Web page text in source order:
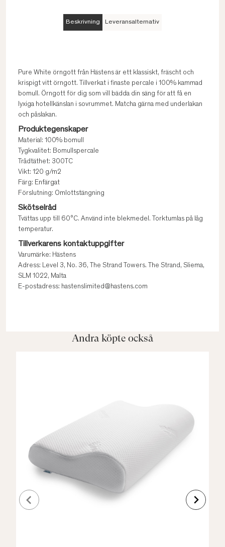
Beskrivning Leveransalternativ
Pure White örngott från Hästens är ett klassiskt, fräscht och
krispigt vitt örngott. Tillverkat i finaste percale i 100% kammad
bomull. Örngott för dig som vill bädda din säng för att få en
lyxiga hotellkänslan i sovrummet. Matcha gärna med underlakan
och påslakan.
Produktegenskaper
Material: 100% bomull
Tygkvalitet: Bomullspercale
Trådtäthet: 300TC
Vikt: 120 g/m2
Färg: Enfärgat
Förslutning: Omlottstängning
Skötselråd
Tvättas upp till 60°C. Använd inte blekmedel. Torktumlas på låg
temperatur.
Tillverkarens kontaktuppgifter
Varumärke: Hästens
Adress: Level 3, No. 36, The Strand Towers. The Strand, Sliema,
SLM 1022, Malta
E-postadress: hastenslimited@hastens.com
Andra köpte också